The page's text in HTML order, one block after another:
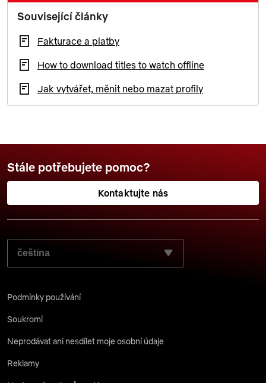
Související články
Fakturace a platby
How to download titles to watch offline
Jak vytvářet, měnit nebo mazat profily
Stále potřebujete pomoc?
Kontaktujte nás
ZVOLTE JAZYK, KTERÝ SI PŘEJETE POUŽÍT:
Podmínky používání
Soukromí
Neprodávat ani nesdílet moje osobní údaje
Reklamy